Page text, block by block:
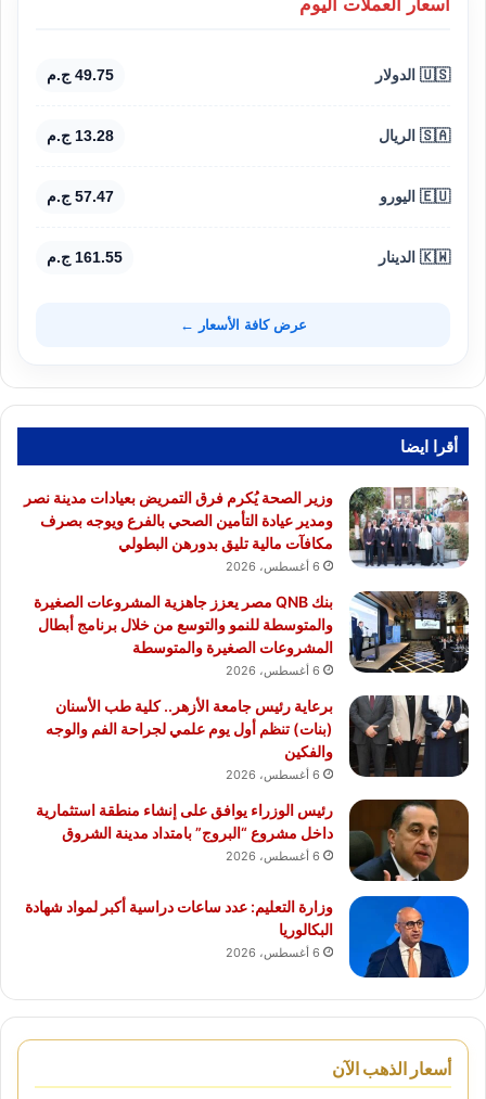
أسعار العملات اليوم
🇺🇸 الدولار 49.75 ج.م
🇸🇦 الريال 13.28 ج.م
🇪🇺 اليورو 57.47 ج.م
🇰🇼 الدينار 161.55 ج.م
عرض كافة الأسعار ←
أقرا ايضا
وزير الصحة يُكرم فرق التمريض بعيادات مدينة نصر
ومدير عيادة التأمين الصحي بالفرع ويوجه بصرف
مكافآت مالية تليق بدورهن البطولي
6 أغسطس، 2026
بنك QNB مصر يعزز جاهزية المشروعات الصغيرة
والمتوسطة للنمو والتوسع من خلال برنامج أبطال
المشروعات الصغيرة والمتوسطة
6 أغسطس، 2026
برعاية رئيس جامعة الأزهر.. كلية طب الأسنان
(بنات) تنظم أول يوم علمي لجراحة الفم والوجه
والفكين
6 أغسطس، 2026
رئيس الوزراء يوافق على إنشاء منطقة استثمارية
داخل مشروع “البروج” بامتداد مدينة الشروق
6 أغسطس، 2026
وزارة التعليم: عدد ساعات دراسية أكبر لمواد شهادة
البكالوريا
6 أغسطس، 2026
أسعار الذهب الآن